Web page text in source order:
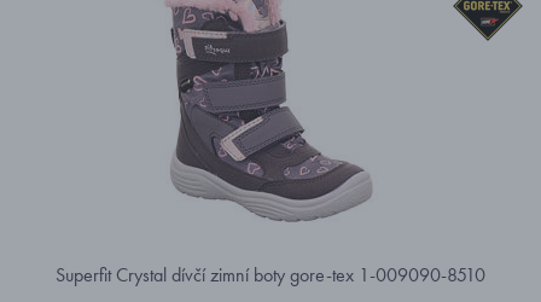
Superfit Crystal dívčí zimní boty gore-tex 1-009090-8510